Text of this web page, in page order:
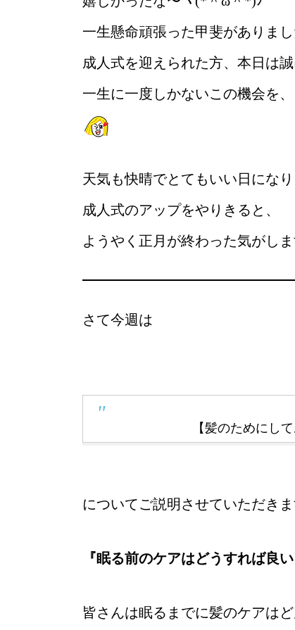
一生懸命頑張った甲斐がありまし
成人式を迎えられた方、本日は
一生に一度しかないこの機会を
天気も快晴でとてもいい日になり
成人式のアップをやりきると、
ようやく正月が終わった気がし
さて今週は
【髪のためにし
についてご説明させていただき
『眠る前のケアはどうすれば良い
皆さんは眠るまでに髪のケアは